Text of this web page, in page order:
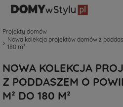
Projekty domów
Nowa kolekcja projektów domów z
180 m²
NOWA KOLEKCJA
Z PODDASZEM O
M² DO 180 M²